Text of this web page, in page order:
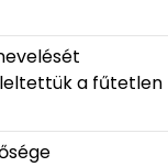
a fűtetlen